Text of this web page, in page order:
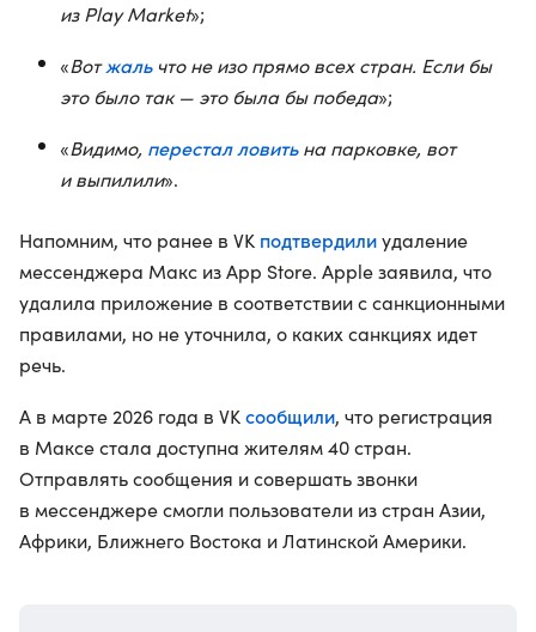
из Play Market»;
«Вотжальчто не изо прямо всех стран. Если бы
это было так — это была бы победа»;
«Видимо, перестал ловитьна парковке, вот
и выпилили».
Напомним, что ранее в VK подтвердилиудаление
мессенджера Макс из App Store. Apple заявила, что
удалила приложение в соответствии с санкционными
правилами, но не уточнила, о каких санкциях идет
речь.
А в марте 2026 года в VKсообщили, что регистрация
в Максе стала доступна жителям 40 стран.
Отправлять сообщения и совершать звонки
в мессенджере смогли пользователи из стран Азии,
Африки, Ближнего Востока и Латинской Америки.